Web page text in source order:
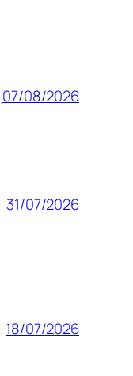
07/08/2026
31/07/2026
18/07/2026